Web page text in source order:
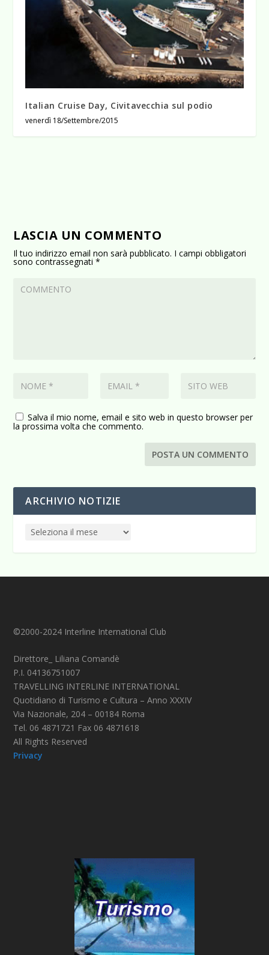
Italian Cruise Day, Civitavecchia sul podio
venerdì 18/Settembre/2015
LASCIA UN COMMENTO
Il tuo indirizzo email non sarà pubblicato. I campi obbligatori
sono contrassegnati*
Salva il mio nome, email e sito web in questo browser per
la prossima volta che commento.
ARCHIVIO NOTIZIE
©2000-2024 Interline International Club
Direttore_ Liliana Comandè
P.I. 04136751007
TRAVELLING INTERLINE INTERNATIONAL
Quotidiano di Turismo e Cultura – Anno XXXIV
Via Nazionale, 204 – 00184 Roma
Tel. 06 4871721 Fax 06 4871618
All Rights Reserved
Privacy